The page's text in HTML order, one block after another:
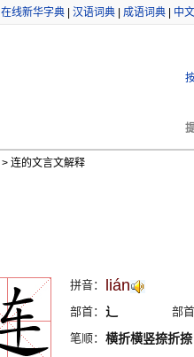
在线新华字典| 汉语词典| 成语词典| 中
>连的文言文解释
拼音： lián
部首： 辶 部
笔顺： 横折横竖捺折捺